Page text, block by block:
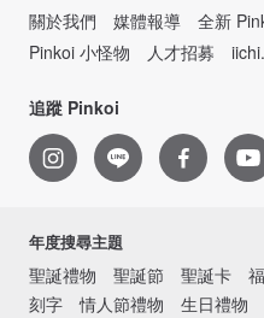
關於我們
媒體報導 全新
Pinkoi 小怪物
人才招募
追蹤 Pinkoi
年度搜尋主題
聖誕禮物 聖誕節 聖誕卡
刻字
情人節禮物 生日禮物